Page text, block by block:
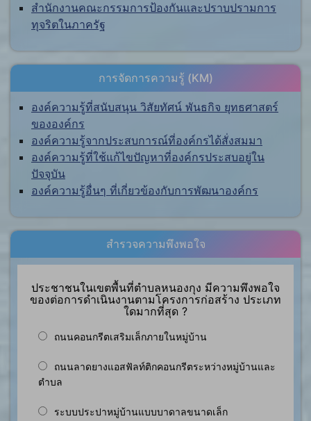
สำนักงานคณะกรรมการป้องกันและปราบปรามการ
ทุจริตในภาครัฐ
การจัดการความรู้ (KM)
องค์ความรู้ที่สนับสนุน วิสัยทัศน์ พันธกิจ ยุทธศาสตร์
ขององค์กร
องค์ความรู้จากประสบการณ์ที่องค์กรได้สั่งสมมา
องค์ความรู้ที่ใช้แก้ไขปัญหาที่องค์กรประสบอยู่ใน
ปัจจุบัน
องค์ความรู้อื่นๆ ที่เกี่ยวข้องกับการพัฒนาองค์กร
สำรวจความพึงพอใจ
ประชาชนในเขตพื้นที่ตำบลหนองกุง มีความพึงพอใจ
ของต่อการดำเนินงานตามโครงการก่อสร้าง ประเภท
ใดมากที่สุด ?
ถนนคอนกรีตเสริมเล็กภายในหมู่บ้าน
ถนนลาดยางแอสฟัลท์ติกคอนกรีตระหว่างหมู่บ้านและ
ตำบล
ระบบประปาหมู่บ้านแบบบาดาลขนาดเล็ก